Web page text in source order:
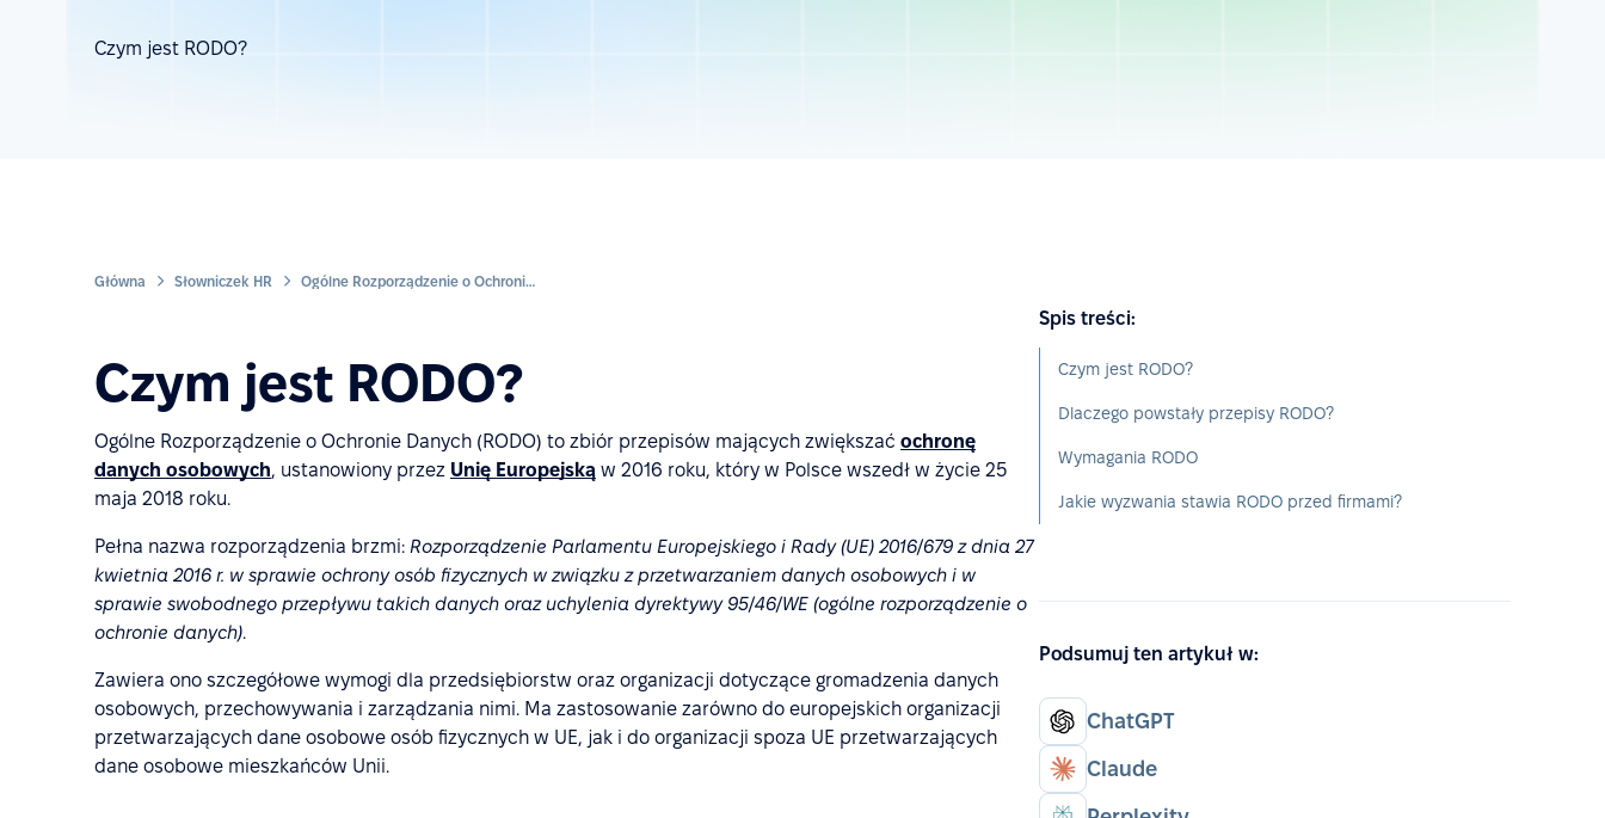
Czym jest RODO?
Główna Słowniczek HR Ogólne Rozporządzenie o Ochronie Danych (RODO)
Czym jest RODO?
Ogólne Rozporządzenie o Ochronie Danych (RODO) to zbiór przepisów mających zwiększać ochronę
danych osobowych, ustanowiony przez Unię Europejską w 2016 roku, który w Polsce wszedł w życie 25
maja 2018 roku.
Pełna nazwa rozporządzenia brzmi: Rozporządzenie Parlamentu Europejskiego i Rady (UE) 2016/679 z dnia 27
kwietnia 2016 r. w sprawie ochrony osób fizycznych w związku z przetwarzaniem danych osobowych i w
sprawie swobodnego przepływu takich danych oraz uchylenia dyrektywy 95/46/WE (ogólne rozporządzenie o
ochronie danych).
Zawiera ono szczegółowe wymogi dla przedsiębiorstw oraz organizacji dotyczące gromadzenia danych
osobowych, przechowywania i zarządzania nimi. Ma zastosowanie zarówno do europejskich organizacji
przetwarzających dane osobowe osób fizycznych w UE, jak i do organizacji spoza UE przetwarzających
dane osobowe mieszkańców Unii.
Spis treści:
Czym jest RODO?
Dlaczego powstały przepisy RODO?
Wymagania RODO
Jakie wyzwania stawia RODO przed firmami?
Podsumuj ten artykuł w:
ChatGPT
Claude